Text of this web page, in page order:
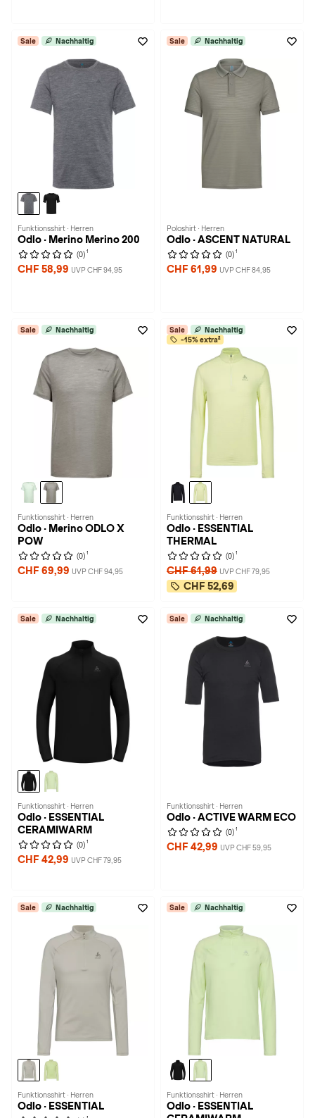
Sale Nachhaltig
Funktionsshirt · Herren
Odlo · Merino Merino 200
(0) 1
CHF 58,99 UVP CHF 94,95
Sale Nachhaltig
Poloshirt · Herren
Odlo · ASCENT NATURAL
(0) 1
CHF 61,99 UVP CHF 84,95
Sale Nachhaltig
Funktionsshirt · Herren
Odlo · Merino ODLO X
POW
(0) 1
CHF 69,99 UVP CHF 94,95
Sale
Nachhaltig
-15% extra²
Funktionsshirt · Herren
Odlo · ESSENTIAL
THERMAL
(0) 1
CHF 61,99 UVP CHF 79,95
CHF 52,69
Sale Nachhaltig
Funktionsshirt · Herren
Odlo · ESSENTIAL
CERAMIWARM
(0) 1
CHF 42,99 UVP CHF 79,95
Sale Nachhaltig
Funktionsshirt · Herren
Odlo · ACTIVE WARM ECO
(0) 1
CHF 42,99 UVP CHF 59,95
Sale Nachhaltig
Funktionsshirt · Herren
Odlo · ESSENTIAL
Sale Nachhaltig
Funktionsshirt · Herren
Odlo · ESSENTIAL